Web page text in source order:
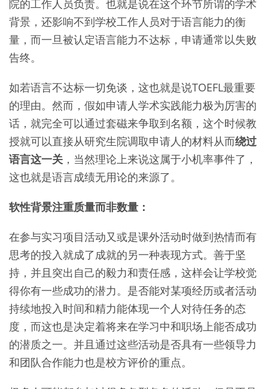
院的工作人员负责。也就是说在这个环节所谓的学术
背景，还影响不到学校工作人员对于语言能力的衡
量，而一旦被认定语言能力不达标，申请通常以失败
告终。
如若语言不达标一切免谈，这也就是说TOEFL最重要
的理由。然而，假如申请人学术实践能力极为厉害的
话，就完全可以通过套磁来争取到名额，这个时候教
授就可以直接从研究生院调取申请人的材料从而绕过
语言这一关 ，当然理论上来说这属于小机率事件了，
这也就是语言成绩无用论的来源了。
软性背景注重质量而非数量：
在参与实习项目活动又或是课外活动时做到热情而有
思考的投入就成了成就的另一种表现方式。善于坚
持，并且突出自己的毅力和责任感，这样会让学校觉
得你有一些成功的潜力。是否能对某项经历或者活动
持续地投入时间和精力能体现一个人对待任务的态
度，而这也是决定着将来在学习中和职场上能否成功
的潜质之一。并且通过这些活动是否具有一些领导力
和团队合作能力也是校方评价的重点。